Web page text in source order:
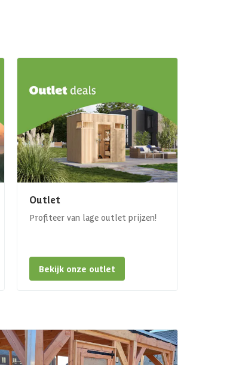
Outlet
Profiteer van lage outlet prijzen!
Bekijk onze outlet